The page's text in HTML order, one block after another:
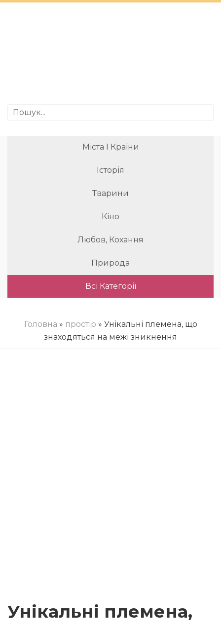
Міста І Країни
Історія
Тварини
Кіно
Любов, Кохання
Природа
Всі Категорії
Головна » простір » Унікальні племена, що
знаходяться на межі зникнення
Унікальні племена,